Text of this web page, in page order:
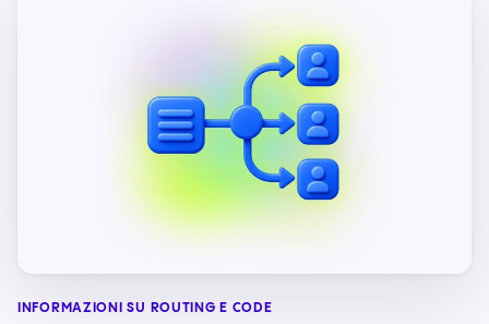
INFORMAZIONI SU ROUTING E CODE